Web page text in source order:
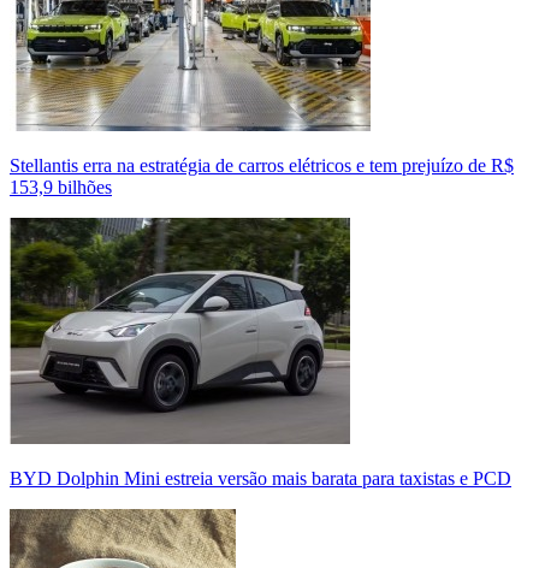
Stellantis erra na estratégia de carros elétricos e tem prejuízo de R$
153,9 bilhões
BYD Dolphin Mini estreia versão mais barata para taxistas e PCD